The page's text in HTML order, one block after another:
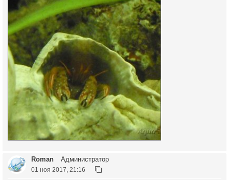
Roman Администратор
01 ноя 2017, 21:16